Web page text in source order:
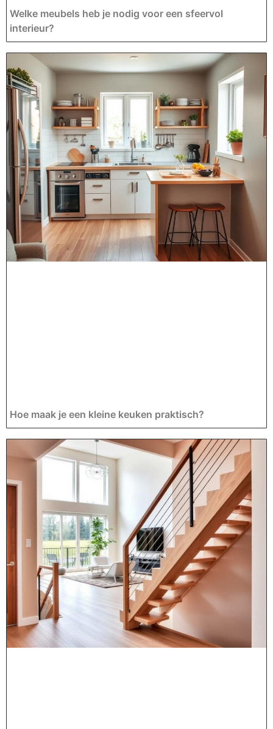
Welke meubels heb je nodig voor een sfeervol
interieur?
Hoe maak je een kleine keuken praktisch?